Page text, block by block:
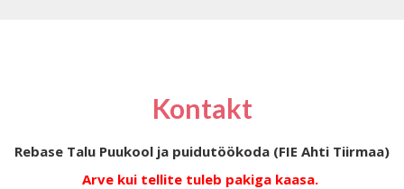
Kontakt
Rebase Talu Puukool ja puidutöökoda (FIE Ahti Tiirmaa)
Arve kui tellite tuleb pakiga kaasa.